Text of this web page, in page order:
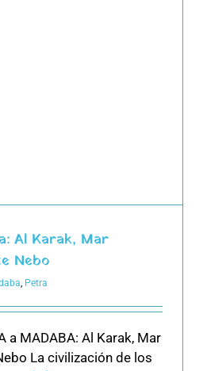
Al Karak, Mar
Nebo
, Petra
a MADABA: Al Karak, Mar
La civilización de los